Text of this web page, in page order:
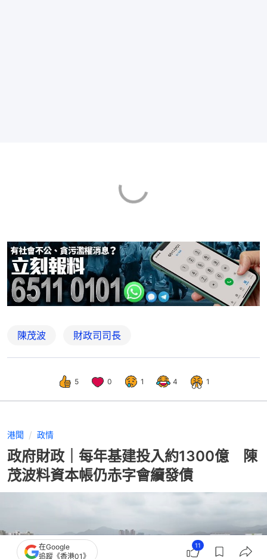
陳茂波 財政司司長
5 0 1 4 1
港聞 政情
政府財政｜每年基建投入約1300億 陳
茂波料資本帳仍赤字會續發債
在Google
追蹤《香港01》
11